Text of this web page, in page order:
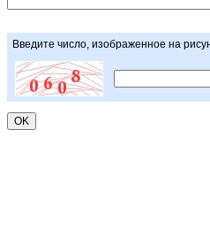
Введите число, изображенное на